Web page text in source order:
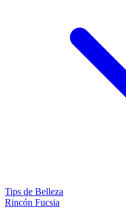
Tips de Belleza
Rincón Fucsia